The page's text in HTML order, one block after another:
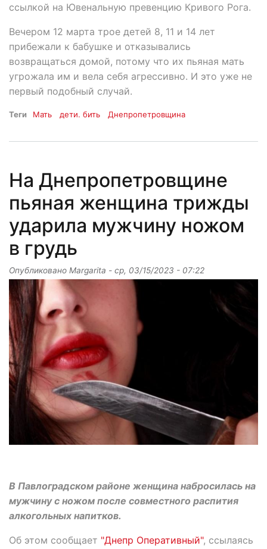
ссылкой на Ювенальную превенцию Кривого Рога.
Вечером 12 марта трое детей 8, 11 и 14 лет
прибежали к бабушке и отказывались
возвращаться домой, потому что их пьяная мать
угрожала им и вела себя агрессивно. И это уже не
первый подобный случай.
Теги Мать дети. бить Днепропетровщина
На Днепропетровщине
пьяная женщина трижды
ударила мужчину ножом
в грудь
Опубликовано Margarita - ср, 03/15/2023 - 07:22
В Павлоградском районе женщина набросилась на
мужчину с ножом после совместного распития
алкогольных напитков.
Об этом сообщает "Днепр Оперативный", ссылаясь